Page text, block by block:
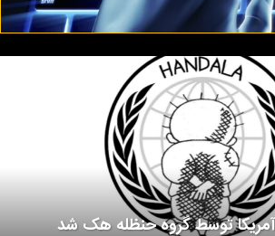
توسط گروه حنظله هک شد